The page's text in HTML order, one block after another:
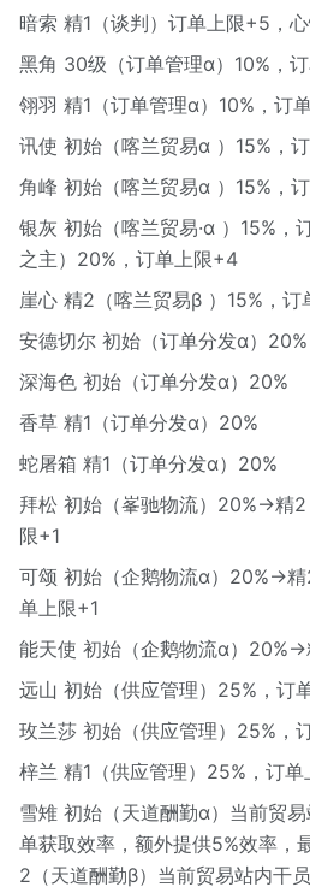
暗索 精1（谈判）订单上限+5，
黑角 30级（订单管理α）10%，
翎羽 精1（订单管理α）10%，订
讯使 初始（喀兰贸易α ）15%，
角峰 初始（喀兰贸易α ）15%，
银灰 初始（喀兰贸易·α ）15%
之主）20%，订单上限+4
崖心 精2（喀兰贸易β ）15%，订
安德切尔 初始（订单分发α）20%
深海色 初始（订单分发α）20%
香草 精1（订单分发α）20%
蛇屠箱 精1（订单分发α）20%
拜松 初始（峯驰物流）20%→精
限+1
可颂 初始（企鹅物流α）20%→
单上限+1
能天使 初始（企鹅物流α）
远山 初始（供应管理）25%，订
玫兰莎 初始（供应管理）25%，
梓兰 精1（供应管理）25%，订单
雪雉 初始（天道酬勤α）当前贸
单获取效率，额外提供5%效率
2（天道酬勤β）当前贸易站内干